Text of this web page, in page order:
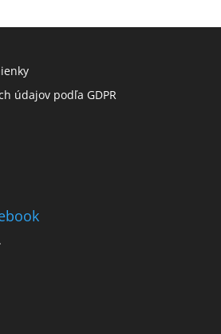
údajov podľa GDPR